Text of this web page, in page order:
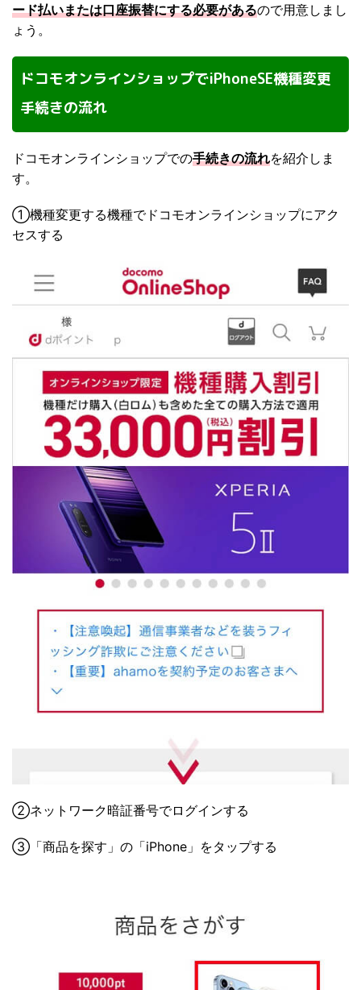
ード払いまたは口座振替にする必要があるので用意しまし
ょう。
ドコモオンラインショップでiPhoneSE機種変更
手続きの流れ
ドコモオンラインショップでの手続きの流れを紹介しま
す。
①機種変更する機種でドコモオンラインショップにアク
セスする
②ネットワーク暗証番号でログインする
③「商品を探す」の「iPhone」をタップする